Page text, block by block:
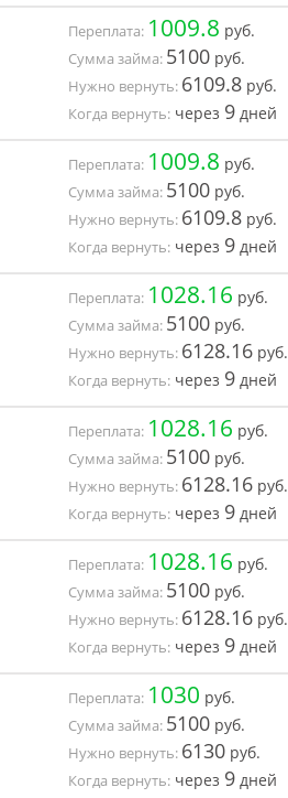
Переплата: 1009.8 руб.
Сумма займа: 5100 руб.
Нужно вернуть: 6109.8 руб.
Когда вернуть: через 9 дней
Переплата: 1009.8 руб.
Сумма займа: 5100 руб.
Нужно вернуть: 6109.8 руб.
Когда вернуть: через 9 дней
Переплата: 1028.16 руб.
Сумма займа: 5100 руб.
Нужно вернуть: 6128.16 руб.
Когда вернуть: через 9 дней
Переплата: 1028.16 руб.
Сумма займа: 5100 руб.
Нужно вернуть: 6128.16 руб.
Когда вернуть: через 9 дней
Переплата: 1028.16 руб.
Сумма займа: 5100 руб.
Нужно вернуть: 6128.16 руб.
Когда вернуть: через 9 дней
Переплата: 1030 руб.
Сумма займа: 5100 руб.
Нужно вернуть: 6130 руб.
Когда вернуть: через 9 дней